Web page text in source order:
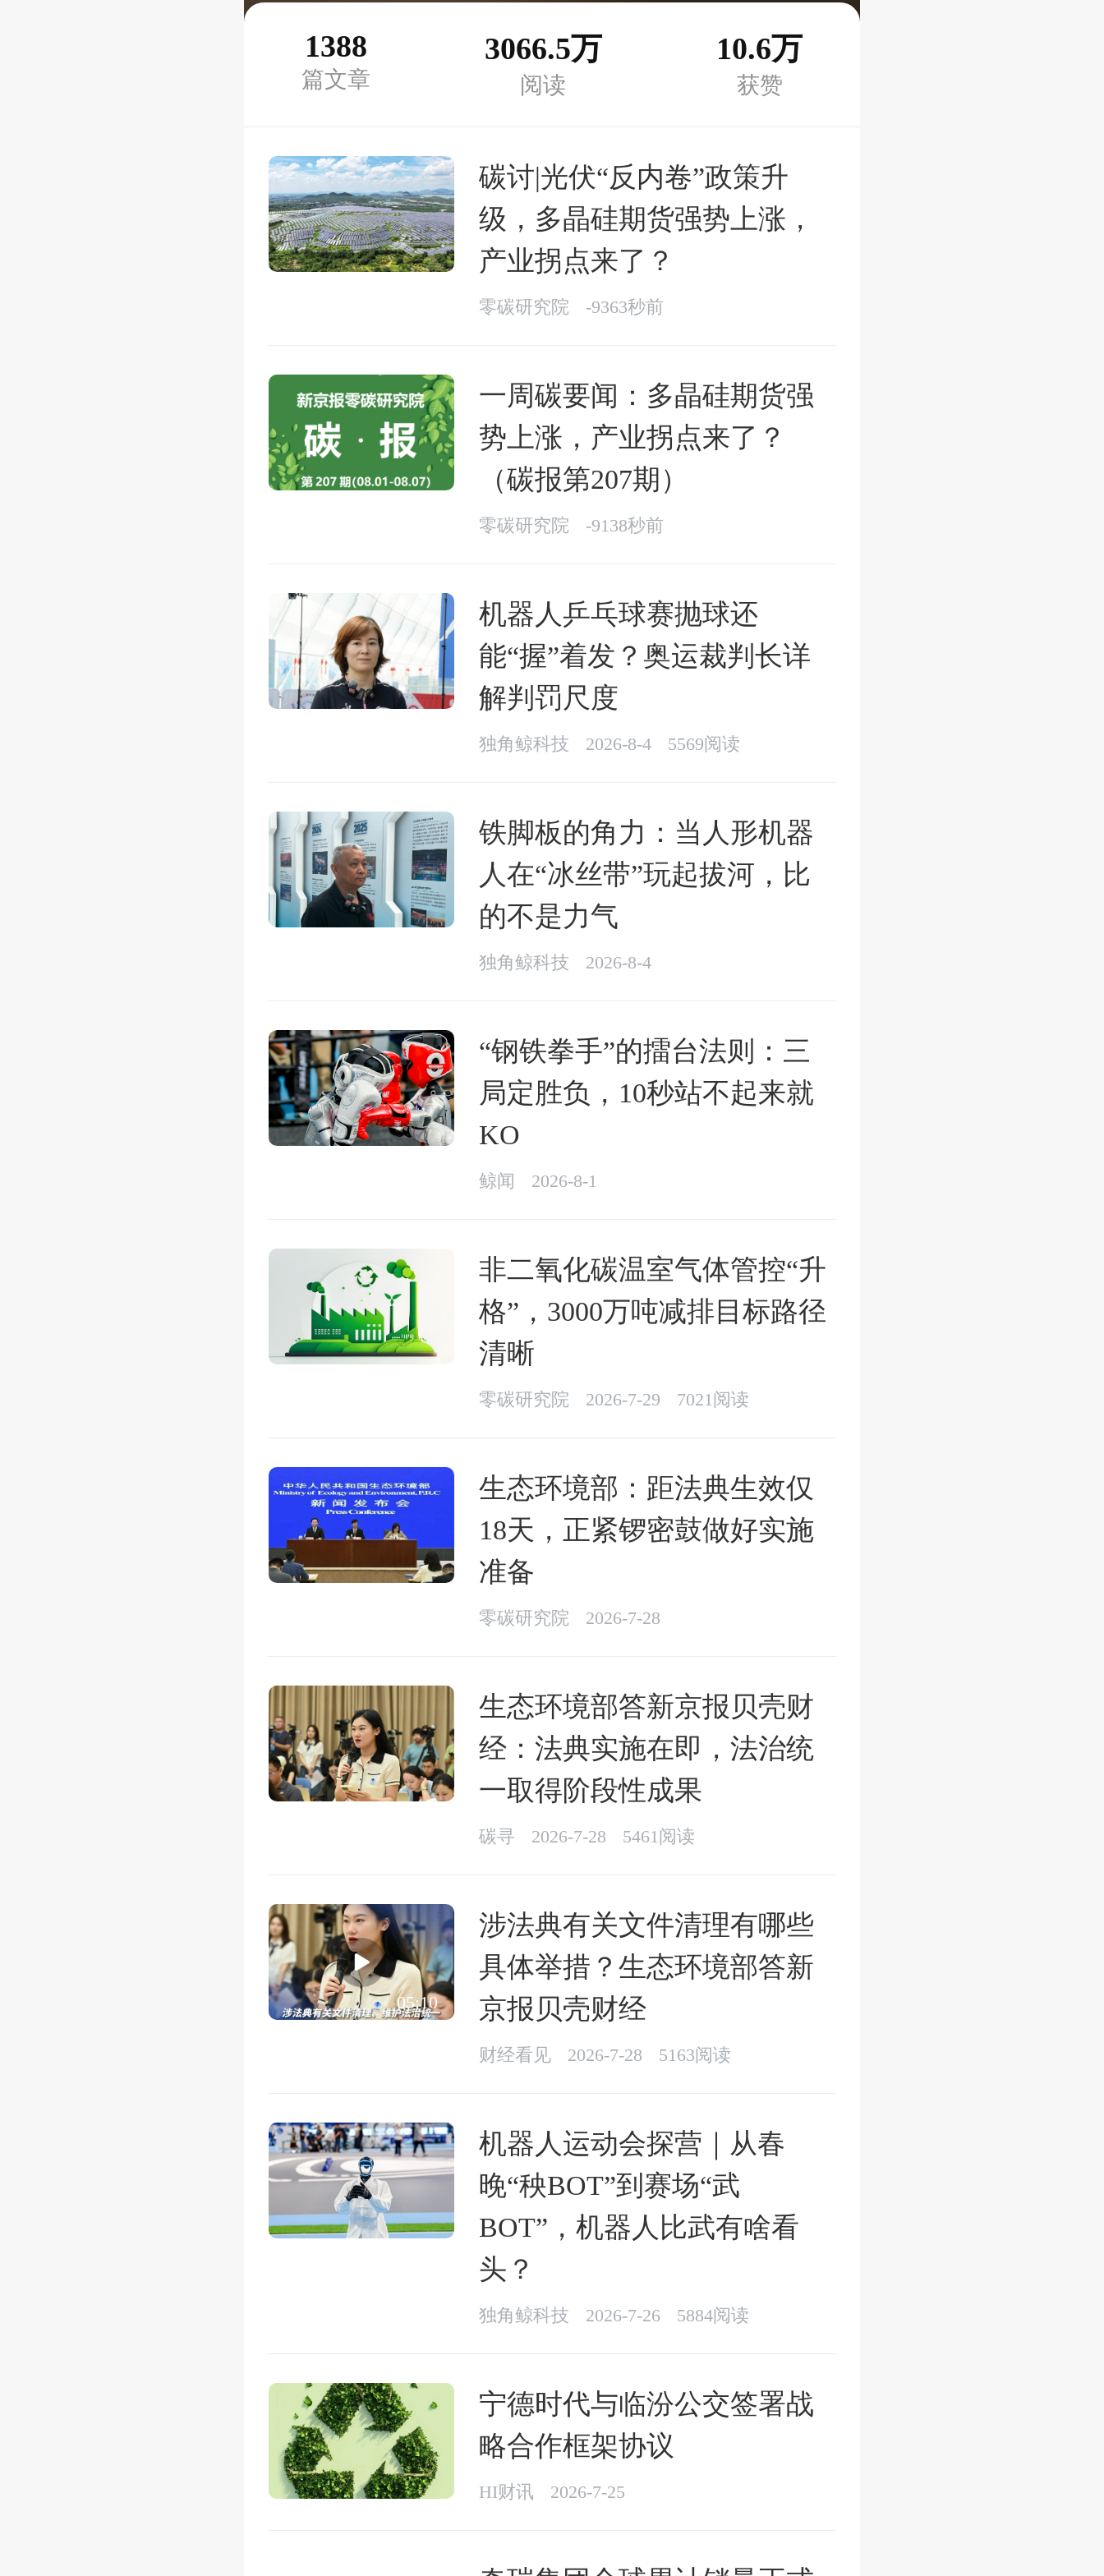
1388
篇文章
3066.5万
阅读
10.6万
获赞
碳讨|光伏“反内卷”政策升
级，多晶硅期货强势上涨，
产业拐点来了？
零碳研究院 -9363秒前
一周碳要闻：多晶硅期货强
势上涨，产业拐点来了？
（碳报第207期）
零碳研究院 -9138秒前
机器人乒乓球赛抛球还
能“握”着发？奥运裁判长详
解判罚尺度
独角鲸科技 2026-8-4 5569阅读
铁脚板的角力：当人形机器
人在“冰丝带”玩起拔河，比
的不是力气
独角鲸科技 2026-8-4
“钢铁拳手”的擂台法则：三
局定胜负，10秒站不起来就
KO
鲸闻 2026-8-1
非二氧化碳温室气体管控“升
格”，3000万吨减排目标路径
清晰
零碳研究院 2026-7-29 7021阅读
生态环境部：距法典生效仅
18天，正紧锣密鼓做好实施
准备
零碳研究院 2026-7-28
生态环境部答新京报贝壳财
经：法典实施在即，法治统
一取得阶段性成果
碳寻 2026-7-28 5461阅读
05:10
涉法典有关文件清理有哪些
具体举措？生态环境部答新
京报贝壳财经
财经看见 2026-7-28 5163阅读
机器人运动会探营｜从春
晚“秧BOT”到赛场“武
BOT”，机器人比武有啥看
头？
独角鲸科技 2026-7-26 5884阅读
宁德时代与临汾公交签署战
略合作框架协议
HI财讯 2026-7-25